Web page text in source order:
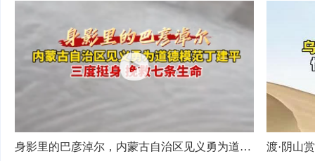
身影里的巴彦淖尔，内蒙古自治区见义勇为道德模范丁建平，三度挺身挽救七条生命